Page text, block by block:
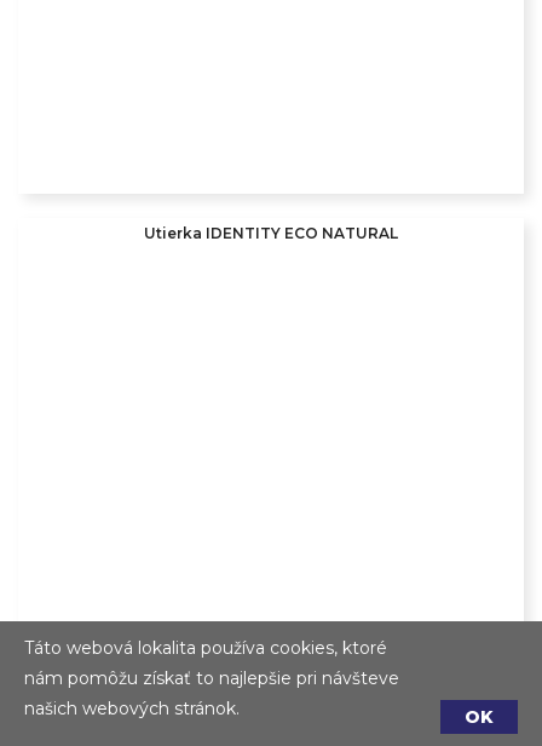
Táto webová lokalita používa cookies, ktoré
nám pomôžu získať to najlepšie pri návšteve
našich webových stránok.
OK
Utierka IDENTITY ECO NATURAL